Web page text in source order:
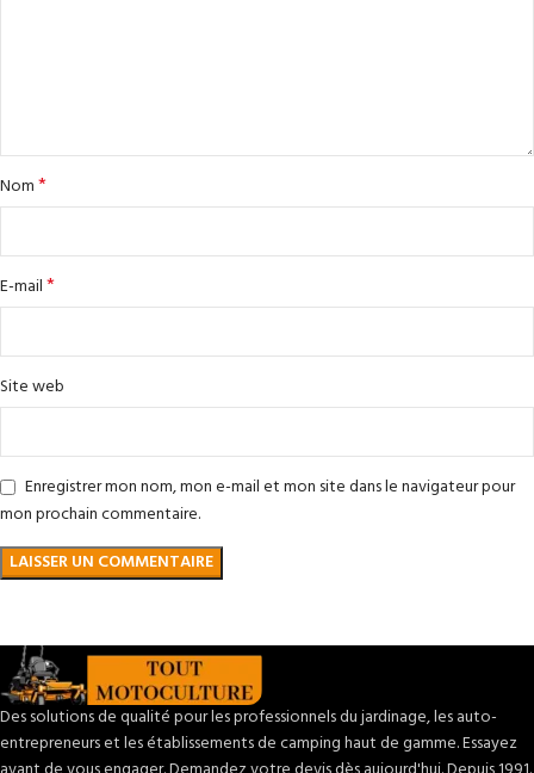
Nom*
E-mail*
Site web
Enregistrer mon nom, mon e-mail et mon site dans le navigateur pour
mon prochain commentaire.
Des solutions de qualité pour les professionnels du jardinage, les auto-
entrepreneurs et les établissements de camping haut de gamme. Essayez